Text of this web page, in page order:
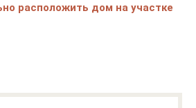
расположить дом на участке